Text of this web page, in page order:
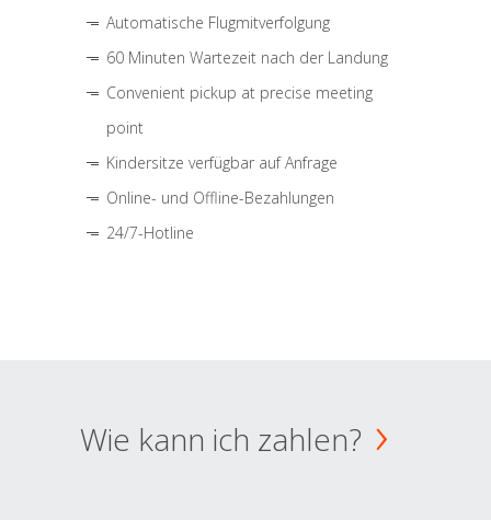
Automatische Flugmitverfolgung
60 Minuten Wartezeit nach der Landung
Convenient pickup at precise meeting
point
Kindersitze verfügbar auf Anfrage
Online- und Offline-Bezahlungen
24/7-Hotline
Wie kann ich zahlen?